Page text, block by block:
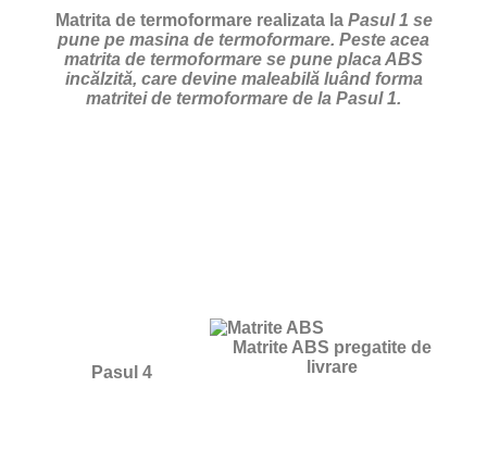
Matrita de termoformare realizata la Pasul 1 se
pune pe masina de termoformare. Peste acea
matrita de termoformare se pune placa ABS
incălzită, care devine maleabilă luând forma
matritei de termoformare de la Pasul 1.
Matrite ABS pregatite de
livrare
Pasul 4